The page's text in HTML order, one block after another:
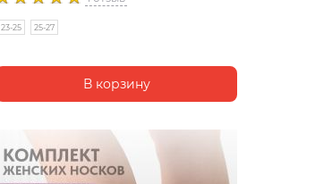
23-25 25-27